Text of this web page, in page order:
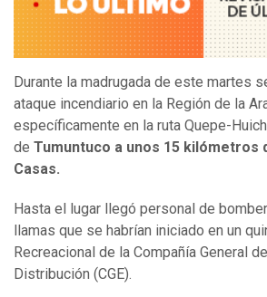
Durante la madrugada de este martes
ataque incendiario en la Región de la
específicamente en la ruta Quepe-
de Tumuntuco a unos 15 kilómetros
Casas.
Hasta el lugar llegó personal de
llamas que se habrían iniciado en un
Recreacional de la Compañía General
Distribución (CGE).